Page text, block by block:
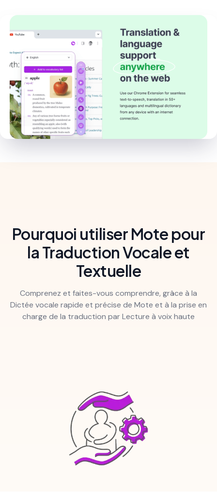
Pourquoi utiliser Mote pour
la Traduction Vocale et
Textuelle
Comprenez et faites-vous comprendre, grâce à la
Dictée vocale rapide et précise de Mote et à la prise en
charge de la traduction par Lecture à voix haute